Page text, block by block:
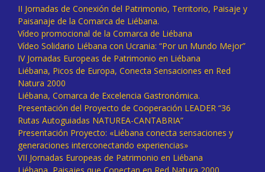
II Jornadas de Conexión del Patrimonio, Territorio, Paisaje y
Paisanaje de la Comarca de Liébana.
Vídeo promocional de la Comarca de Liébana
Vídeo Solidario Liébana con Ucrania: “Por un Mundo Mejor”
IV Jornadas Europeas de Patrimonio en Liébana
Liébana, Picos de Europa, Conecta Sensaciones en Red
Natura 2000
Liébana, Comarca de Excelencia Gastronómica.
Presentación del Proyecto de Cooperación LEADER “36
Rutas Autoguiadas NATUREA-CANTABRIA”
Presentación Proyecto: «Liébana conecta sensaciones y
generaciones interconectando experiencias»
VII Jornadas Europeas de Patrimonio en Liébana